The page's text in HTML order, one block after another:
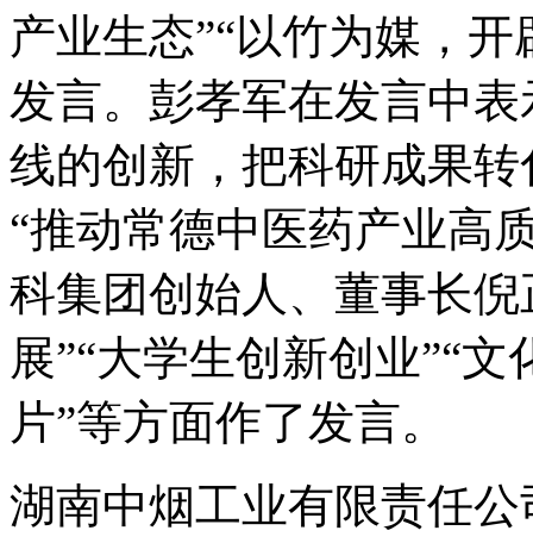
产业生态”“以竹为媒，
发言。彭孝军在发言中
线的创新，把科研成果
“推动常德中医药产业高
科集团创始人、董事长
展”“大学生创新创业”“
片”等方面作了发言。
湖南中烟工业有限责任